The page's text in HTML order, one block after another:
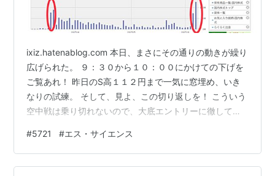
ixiz.hatenablog.com 本日、まさにその通りの動きが繰り
広げられた。 ９：３０から１０：００にかけての下げを
ご覧あれ！ 昨日のS高１１２円まで一気に窓埋め、いき
なりの試練。 そして、見よ、この切り返しを！ こういう
空中戦は乗り切れないので、大底エントリーに徹してい
ーンで上げ下げを続けてもらっている限りは、余裕の見
物です。 当然、始値はローソク足の起点になるわけだか
ら注目ポイント。 なんとか陽線、始値付近。 陽のコ
#5721 #エス・サイエンス